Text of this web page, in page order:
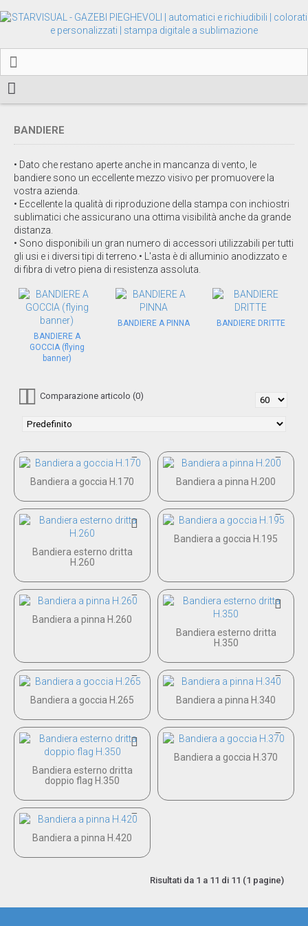
BANDIERE
• Dato che restano aperte anche in mancanza di vento, le
bandiere sono un eccellente mezzo visivo per promuovere la
vostra azienda.
• Eccellente la qualità di riproduzione della stampa con inchiostri
sublimatici che assicurano una ottima visibilità anche da grande
distanza.
• Sono disponibili un gran numero di accessori utilizzabili per tutti
gli usi e i diversi tipi di terreno.• L'asta è di alluminio anodizzato e
di fibra di vetro piena di resistenza assoluta.
BANDIERE A
GOCCIA (flying
banner)
BANDIERE A PINNA BANDIERE DRITTE
Comparazione articolo (0)
Bandiera a goccia H.170 Bandiera a pinna H.200
Bandiera esterno dritta
H.260
Bandiera a goccia H.195
Bandiera a pinna H.260
Bandiera esterno dritta
H.350
Bandiera a goccia H.265 Bandiera a pinna H.340
Bandiera esterno dritta
doppio flag H.350
Bandiera a goccia H.370
Bandiera a pinna H.420
Risultati da 1 a 11 di 11 (1 pagine)